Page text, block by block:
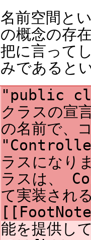
名前空間と
の概念の存
把に言って
みであると
"public
クラスの
の名前で、
ラスにな
ラスは、
て実装され
能を提供し